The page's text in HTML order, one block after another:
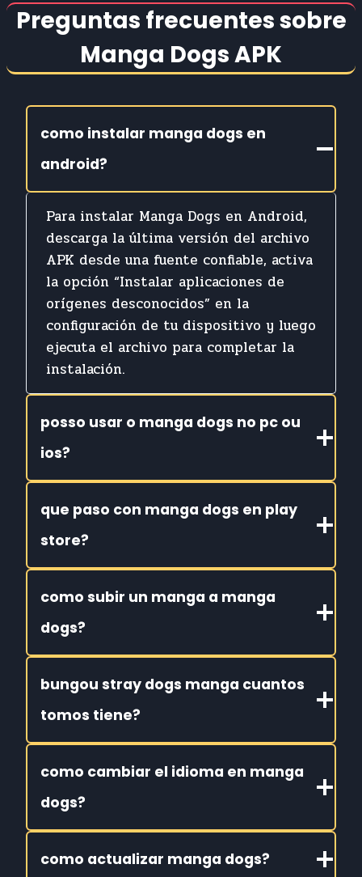
Preguntas frecuentes sobre
Manga Dogs APK
como instalar manga dogs en
android?
Para instalar Manga Dogs en Android,
descarga la última versión del archivo
APK desde una fuente confiable, activa
la opción “Instalar aplicaciones de
orígenes desconocidos” en la
configuración de tu dispositivo y luego
ejecuta el archivo para completar la
instalación.
posso usar o manga dogs no pc ou
ios?
que paso con manga dogs en play
store?
como subir un manga a manga
dogs?
bungou stray dogs manga cuantos
tomos tiene?
como cambiar el idioma en manga
dogs?
como actualizar manga dogs?